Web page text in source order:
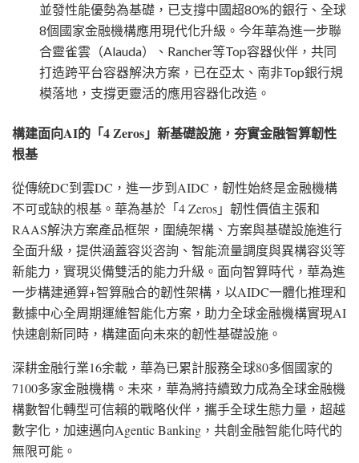
並發性能優勢為基礎，已支撐中國超80%的銀行、全球
8個國家金融機構應用現代化升級。今年華為進一步聯
合靈雀雲（Alauda）、Rancher等Top容器伙伴，共同
打造跨平台容器解決方案，已在亞太、南非Top銀行規
模落地，支撐更靈活的應用容器化改造。
構建面向AI的「4 Zeros」新基礎設施，夯實金融智算韌性
根基
從傳統DC到雲DC，進一步到AIDC，韌性始終是金融機構
不可或缺的根基。華為基於「4 Zeros」韌性價值主張和
RAAS解決方案產品框架，圍繞架構、方案與基礎設施進行
全面升級，提供涵蓋容災咨詢、智能流量調度與異構容災等
新能力，實現災備雙活的能力升級。面向智算時代，華為進
一步構建通算+智算融合的韌性架構，以AIDC一體化推理和
數據中心全周期運維智能化方案，助力全球金融機構實現AI
快速創新同時，構建面向未來的韌性基礎設施。
深耕金融行業16余載，華為已累計服務全球80多個國家的
7100多家金融機構。未來，華為將持續致力成為全球金融機
構數智化轉型可信賴的戰略伙伴，攜手全球生態力量，超越
數字化，加速邁向Agentic Banking，共創金融智能化時代的
無限可能。